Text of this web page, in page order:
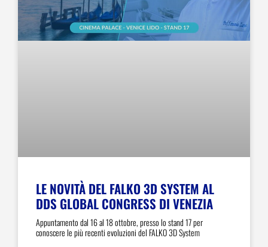
LE NOVITÀ DEL FALKO 3D SYSTEM AL
DDS GLOBAL CONGRESS DI VENEZIA
Appuntamento dal 16 al 18 ottobre, presso lo stand 17 per
conoscere le più recenti evoluzioni del FALKO 3D System